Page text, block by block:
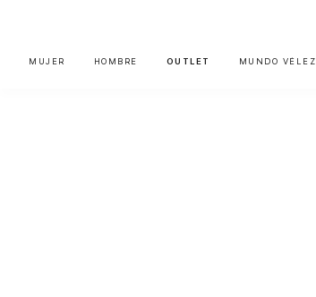
MUJER HOMBRE OUTLET MUNDO VÉLEZ